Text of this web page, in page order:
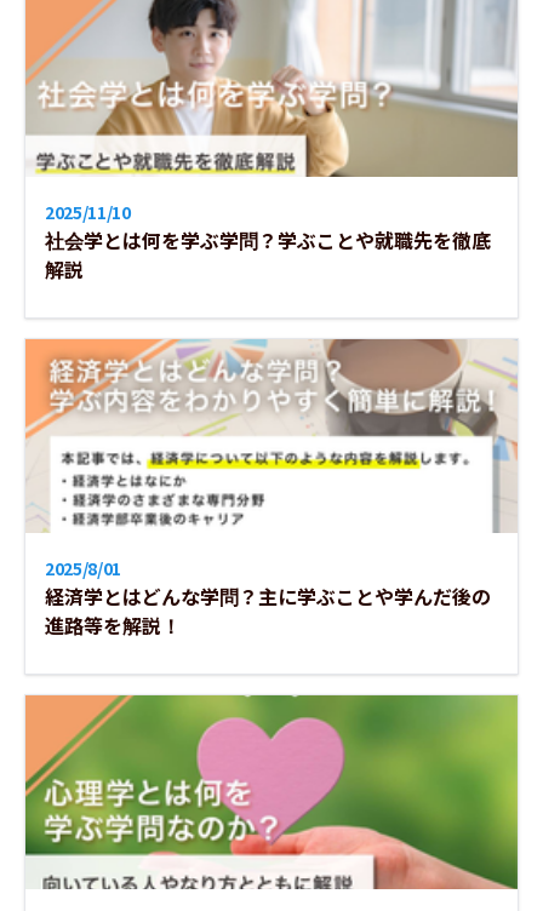
2025/11/10
社会学とは何を学ぶ学問？学ぶことや就職先を徹底
解説
2025/8/01
経済学とはどんな学問？主に学ぶことや学んだ後の
進路等を解説！